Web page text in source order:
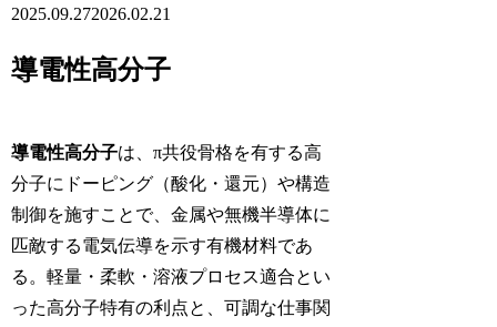
2025.09.272026.02.21
導電性高分子
導電性高分子は、π共役骨格を有する高
分子にドーピング（酸化・還元）や構造
制御を施すことで、金属や無機半導体に
匹敵する電気伝導を示す有機材料であ
る。軽量・柔軟・溶液プロセス適合とい
った高分子特有の利点と、可調な仕事関